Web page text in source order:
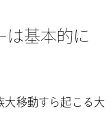
は基本的に
大移動すら起こる大